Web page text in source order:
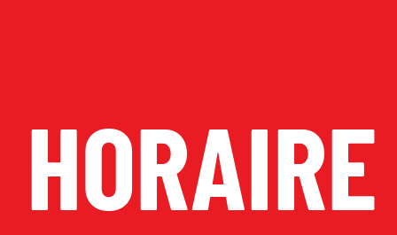
HORAIRE